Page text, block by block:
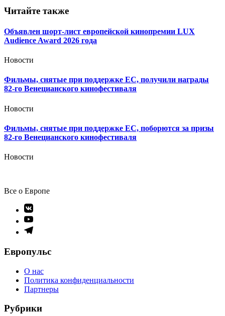
Читайте также
Объявлен шорт-лист европейской кинопремии LUX
Audience Award 2026 года
Новости
Фильмы, снятые при поддержке ЕС, получили награды
82-го Венецианского кинофестиваля
Новости
Фильмы, снятые при поддержке ЕС, поборются за призы
82-го Венецианского кинофестиваля
Новости
Все о Европе
Элемент
меню
Элемент
меню
Элемент
Европульс
О нас
Политика конфиденциальности
Партнеры
Рубрики